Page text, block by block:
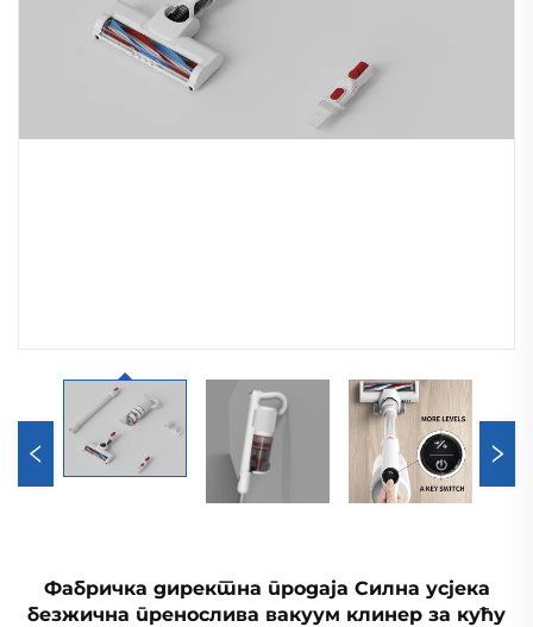
Фабричка директна продаја Силна усјека
безжична пренослива вакуум клинер за кућу